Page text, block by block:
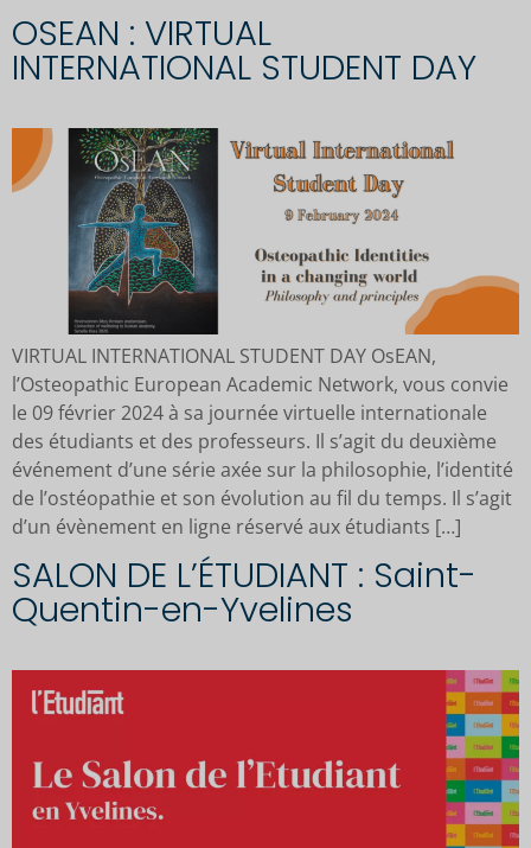
OSEAN : VIRTUAL
INTERNATIONAL STUDENT DAY
VIRTUAL INTERNATIONAL STUDENT DAY OsEAN,
l’Osteopathic European Academic Network, vous convie
le 09 février 2024 à sa journée virtuelle internationale
des étudiants et des professeurs. Il s’agit du deuxième
événement d’une série axée sur la philosophie, l’identité
de l’ostéopathie et son évolution au fil du temps. Il s’agit
d’un évènement en ligne réservé aux étudiants […]
SALON DE L’ÉTUDIANT : Saint-
Quentin-en-Yvelines